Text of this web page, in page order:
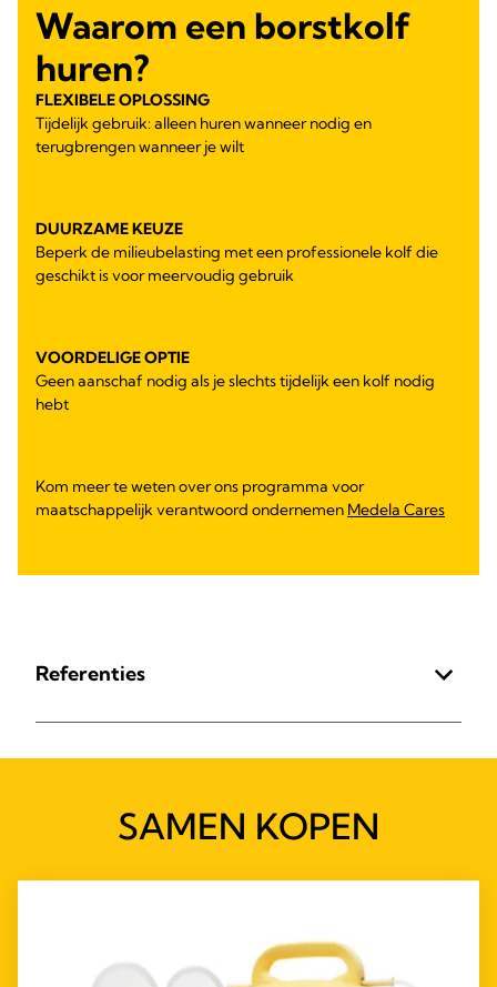
Waarom een borstkolf
huren?
FLEXIBELE OPLOSSING
Tijdelijk gebruik: alleen huren wanneer nodig en
terugbrengen wanneer je wilt
DUURZAME KEUZE
Beperk de milieubelasting met een professionele kolf die
geschikt is voor meervoudig gebruik
VOORDELIGE OPTIE
Geen aanschaf nodig als je slechts tijdelijk een kolf nodig
hebt
Kom meer te weten over ons programma voor
maatschappelijk verantwoord ondernemen Medela Cares
Referenties
SAMEN KOPEN